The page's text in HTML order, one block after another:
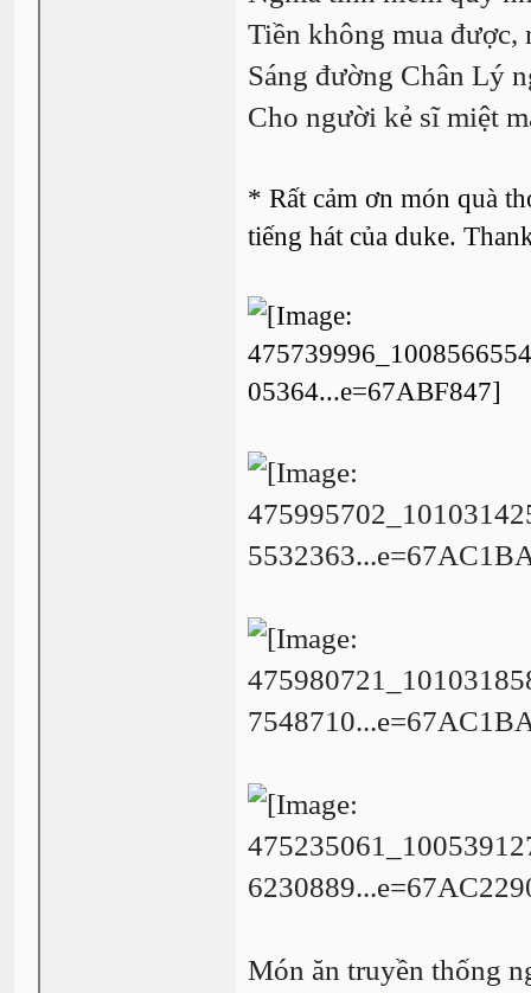
Tiền không mua
Sáng đường Chân Lý
Cho người kẻ sĩ miệt
* Rất cảm ơn món quà
tiếng hát của duke.
Món ăn truyền thống